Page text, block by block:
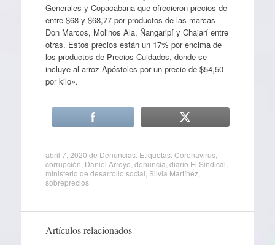
Generales y Copacabana que ofrecieron precios de
entre $68 y $68,77 por productos de las marcas
Don Marcos, Molinos Ala, Ñangaripí y Chajarí entre
otras. Estos precios están un 17% por encima de
los productos de Precios Cuidados, donde se
incluye al arroz Apóstoles por un precio de $54,50
por kilo».
abril 7, 2020 de Denuncias. Etiquetas:Coronavirus,
corrupción Daniel Arroyo denuncia diario El Sindical
ministerio de desarrollo social Silvia Martínez,
sobreprecios
Artículos relacionados